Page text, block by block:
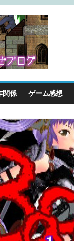
関係 ゲーム感想